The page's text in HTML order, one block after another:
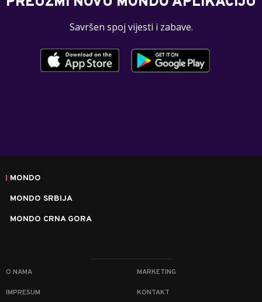
Savršen spoj vijesti i zabave.
MONDO
MONDO SRBIJA
MONDO CRNA GORA
O NAMA MARKETING
IMPRESUM KONTAKT